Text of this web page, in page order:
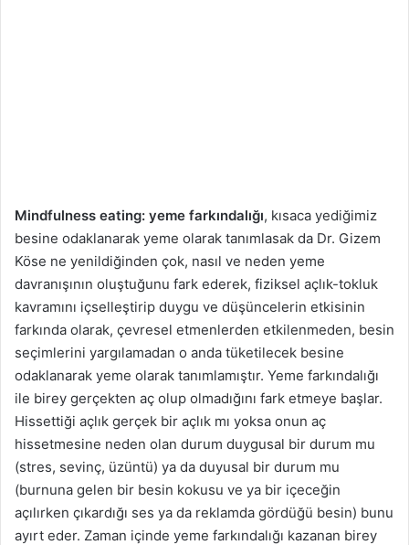
Mindfulness eating: yeme farkındalığı, kısaca yediğimiz
besine odaklanarak yeme olarak tanımlasak da Dr. Gizem
Köse ne yenildiğinden çok, nasıl ve neden yeme
davranışının oluştuğunu fark ederek, fiziksel açlık-tokluk
kavramını içselleştirip duygu ve düşüncelerin etkisinin
farkında olarak, çevresel etmenlerden etkilenmeden, besin
seçimlerini yargılamadan o anda tüketilecek besine
odaklanarak yeme olarak tanımlamıştır. Yeme farkındalığı
ile birey gerçekten aç olup olmadığını fark etmeye başlar.
Hissettiği açlık gerçek bir açlık mı yoksa onun aç
hissetmesine neden olan durum duygusal bir durum mu
(stres, sevinç, üzüntü) ya da duyusal bir durum mu
(burnuna gelen bir besin kokusu ve ya bir içeceğin
açılırken çıkardığı ses ya da reklamda gördüğü besin) bunu
ayırt eder. Zaman içinde yeme farkındalığı kazanan birey